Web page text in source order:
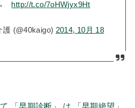
→ http://t.co/7oHWjyx9Ht
護 (@40kaigo) 2014, 10月 18
「早期診断」 は 「早期絶望」